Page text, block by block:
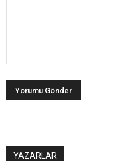
YAZARLAR